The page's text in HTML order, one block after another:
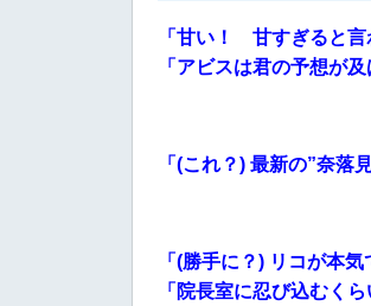
「甘い！ 甘すぎると言
「 アビスは君の予想が
「(これ？) 最新の”奈落
「(勝手に？) リコが本
「院長室に忍び込むくら